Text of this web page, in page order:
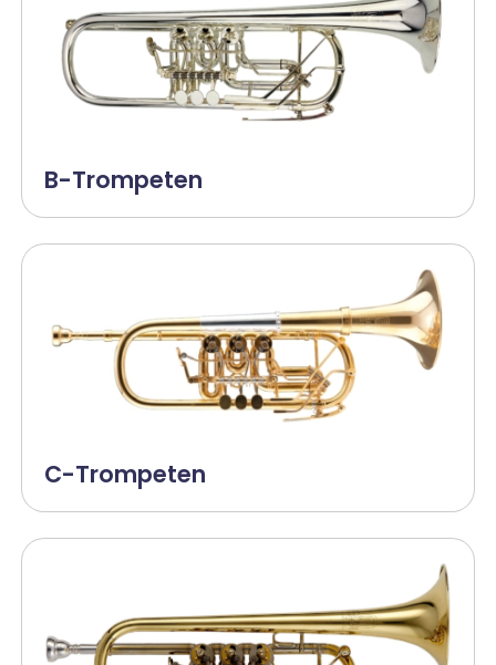
B-Trompeten
C-Trompeten